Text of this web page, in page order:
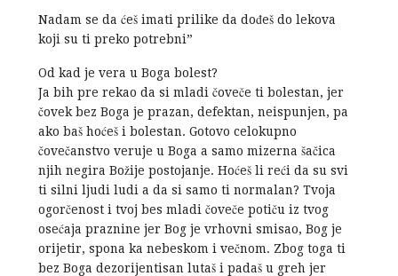
Nadam se da ćeš imati prilike da dođeš do lekova
koji su ti preko potrebni”
Od kad je vera u Boga bolest?
Ja bih pre rekao da si mladi čoveče ti bolestan, jer
čovek bez Boga je prazan, defektan, neispunjen, pa
ako baš hoćeš i bolestan. Gotovo celokupno
čovečanstvo veruje u Boga a samo mizerna šačica
njih negira Božije postojanje. Hoćeš li reći da su svi
ti silni ljudi ludi a da si samo ti normalan? Tvoja
ogorčenost i tvoj bes mladi čoveče potiču iz tvog
osećaja praznine jer Bog je vrhovni smisao, Bog je
orijetir, spona ka nebeskom i večnom. Zbog toga ti
bez Boga dezorijentisan lutaš i padaš u greh jer